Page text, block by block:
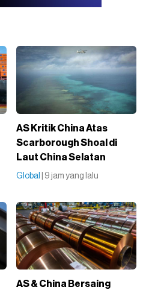
AS Kritik China Atas
Scarborough Shoal di
Laut China Selatan
Global | 9 jam yang lalu
AS & China Bersaing